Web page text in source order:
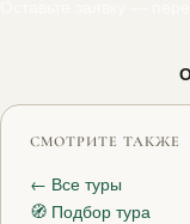
СМОТРИТЕ ТАКЖЕ
← Все туры
🧭 Подбор тура